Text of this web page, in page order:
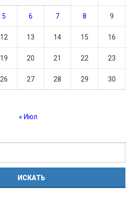
5 6 7 8 9
12 13 14 15 16
19 20 21 22 23
26 27 28 29 30
« Июл